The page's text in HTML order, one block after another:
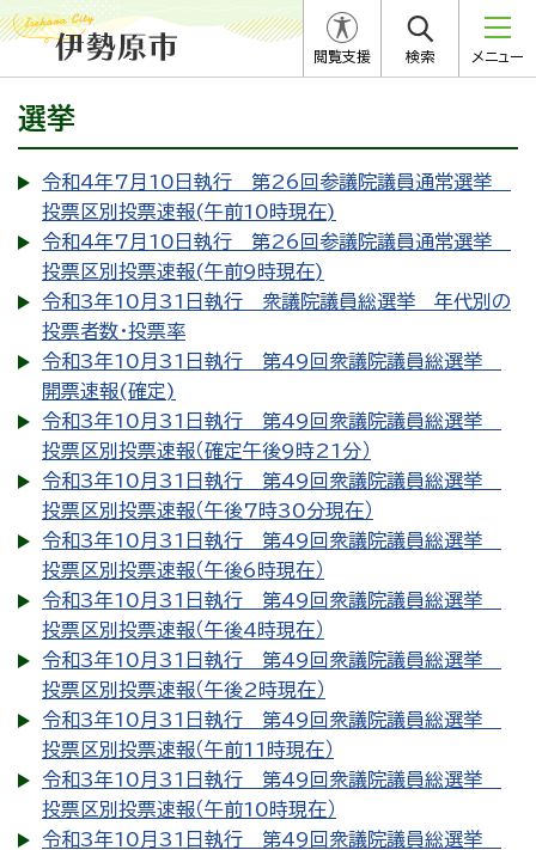
閲覧支援 検索 メニュー
選挙
令和4年7月10日執行 第26回参議院議員通常選挙
投票区別投票速報(午前10時現在)
令和4年7月10日執行 第26回参議院議員通常選挙
投票区別投票速報(午前9時現在)
令和3年10月31日執行 衆議院議員総選挙 年代別の
投票者数・投票率
令和3年10月31日執行 第49回衆議院議員総選挙
開票速報(確定)
令和3年10月31日執行 第49回衆議院議員総選挙
投票区別投票速報（確定午後9時21分）
令和3年10月31日執行 第49回衆議院議員総選挙
投票区別投票速報（午後7時30分現在）
令和3年10月31日執行 第49回衆議院議員総選挙
投票区別投票速報（午後6時現在）
令和3年10月31日執行 第49回衆議院議員総選挙
投票区別投票速報（午後4時現在）
令和3年10月31日執行 第49回衆議院議員総選挙
投票区別投票速報（午後2時現在）
令和3年10月31日執行 第49回衆議院議員総選挙
投票区別投票速報（午前11時現在）
令和3年10月31日執行 第49回衆議院議員総選挙
投票区別投票速報（午前10時現在）
令和3年10月31日執行 第49回衆議院議員総選挙